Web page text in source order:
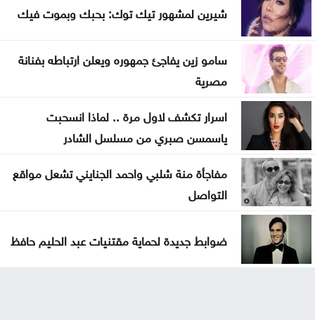
شيرين لمشهور تيك توك: بحبك وبموت فيك
سامو زين يفاجئ جمهوره ويعلن ارتباطه بفنانة
مصرية
اسرار تكشف لاول مرة .. لماذا انسحبت
ياسمسن صبري من مسلسل الشادر
مفاجأة منة شلبي واحمد الجنايني تشعل مواقع
التواصل
ضوابط جديدة لحماية مقتنيات عبد الحليم حافظ